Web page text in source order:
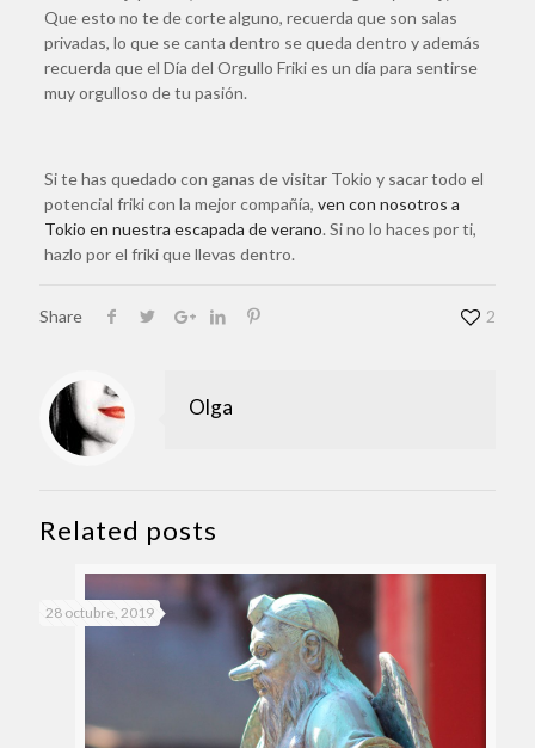
Que esto no te de corte alguno, recuerda que son salas
privadas, lo que se canta dentro se queda dentro y además
recuerda que el Día del Orgullo Friki es un día para sentirse
muy orgulloso de tu pasión.
Si te has quedado con ganas de visitar Tokio y sacar todo el
potencial friki con la mejor compañía, ven con nosotros a
Tokio en nuestra escapada de verano. Si no lo haces por ti,
hazlo por el friki que llevas dentro.
Share 2
Olga
Related posts
28 octubre, 2019